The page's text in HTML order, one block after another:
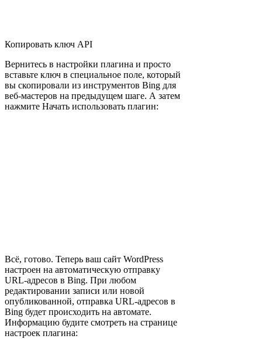
Копировать ключ API
Вернитесь в настройки плагина и просто
вставьте ключ в специальное поле, который
вы скопировали из инструментов Bing для
веб-мастеров на предыдущем шаге. А затем
нажмите Начать использовать плагин:
Всё, готово. Теперь ваш сайт WordPress
настроен на автоматическую отправку
URL-адресов в Bing. При любом
редактировании записи или новой
опубликованной, отправка URL-адресов в
Bing будет происходить на автомате.
Информацию будите смотреть на странице
настроек плагина: